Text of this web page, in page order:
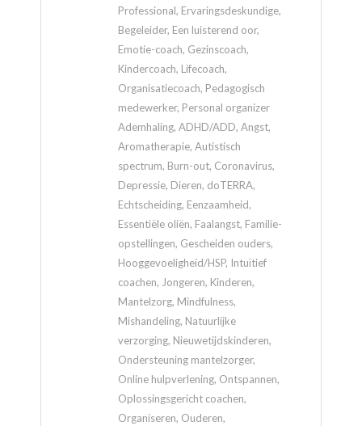
Professional, Ervaringsdeskundige,
Begeleider, Een luisterend oor,
Emotie-coach, Gezinscoach,
Kindercoach, Lifecoach,
Organisatiecoach, Pedagogisch
medewerker, Personal organizer
Ademhaling, ADHD/ADD, Angst,
Aromatherapie, Autistisch
spectrum, Burn-out, Coronavirus,
Depressie, Dieren, doTERRA,
Echtscheiding, Eenzaamheid,
Essentiële oliën, Faalangst, Familie-
opstellingen, Gescheiden ouders,
Hooggevoeligheid/HSP, Intuïtief
coachen, Jongeren, Kinderen,
Mantelzorg, Mindfulness,
Mishandeling, Natuurlijke
verzorging, Nieuwetijdskinderen,
Ondersteuning mantelzorger,
Online hulpverlening, Ontspannen,
Oplossingsgericht coachen,
Organiseren, Ouderen,